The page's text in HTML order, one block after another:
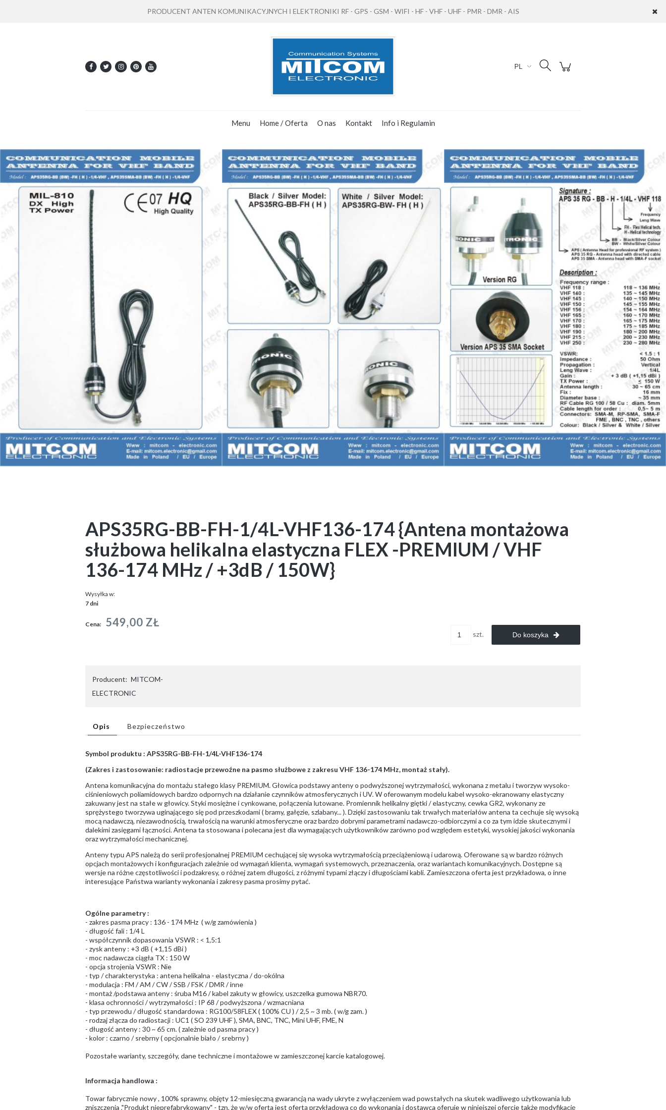
PRODUCENT ANTEN KOMUNIKACYJNYCH I ELEKTRONIKI RF - GPS - GSM - WIFI - HF - VHF - UHF - PMR - DMR - AIS
Menu Home / Oferta O nas Kontakt Info i Regulamin
APS35RG-BB-FH-1/4L-VHF136-174 {Antena montażowa
służbowa helikalna elastyczna FLEX -PREMIUM / VHF
136-174 MHz / +3dB / 150W}
Wysyłka w:
7 dni
Cena: 549,00 ZŁ
szt. Do koszyka
Producent: MITCOM-
ELECTRONIC
Opis Bezpieczeństwo
Symbol produktu : APS35RG-BB-FH-1/4L-VHF136-174
(Zakres i zastosowanie: radiostacje przewoźne na pasmo służbowe z zakresu VHF 136-174 MHz, montaż stały).
Antena komunikacyjna do montażu stałego klasy PREMIUM. Głowica podstawy anteny o podwyższonej wytrzymałości, wykonana z metalu i tworzyw wysoko-
ciśnieniowych poliamidowych bardzo odpornych na działanie czynników atmosferycznych i UV. W oferowanym modelu kabel wysoko-ekranowany elastyczny
zakuwany jest na stałe w głowicy. Styki mosiężne i cynkowane, połączenia lutowane. Promiennik helikalny giętki / elastyczny, cewka GR2, wykonany ze
sprężystego tworzywa uginającego się pod przeszkodami ( bramy, gałęzie, szlabany... ). Dzięki zastosowaniu tak trwałych materiałów antena ta cechuje się wysoką
mocą nadawczą, niezawodnością, trwałością na warunki atmosferyczne oraz bardzo dobrymi parametrami nadawczo-odbiorczymi a co za tym idzie skutecznymi i
dalekimi zasięgami łączności. Antena ta stosowana i polecana jest dla wymagających użytkowników zarówno pod względem estetyki, wysokiej jakości wykonania
oraz wytrzymałości mechanicznej.
Anteny typu APS należą do serii profesjonalnej PREMIUM cechującej się wysoka wytrzymałością przeciążeniową i udarową. Oferowane są w bardzo różnych
opcjach montażowych i konfiguracjach zależnie od wymagań klienta, wymagań systemowych, przeznaczenia, oraz wariantach komunikacyjnych. Dostępne są
wersje na różne częstotliwości i podzakresy, o różnej zatem długości, z różnymi typami złączy i długościami kabli. Zamieszczona oferta jest przykładowa, o inne
interesujące Państwa warianty wykonania i zakresy pasma prosimy pytać.
Ogólne parametry :
- zakres pasma pracy : 136 - 174 MHz ( w/g zamówienia )
- długość fali : 1/4 L
- współczynnik dopasowania VSWR : < 1,5:1
- zysk anteny : +3 dB ( +1,15 dBi )
- moc nadawcza ciągła TX : 150 W
- opcja strojenia VSWR : Nie
- typ / charakterystyka : antena helikalna - elastyczna / do-okólna
- modulacja : FM / AM / CW / SSB / FSK / DMR / inne
- montaż /podstawa anteny : śruba M16 / kabel zakuty w głowicy, uszczelka gumowa NBR70.
- klasa ochronności / wytrzymałości : IP 68 / podwyższona / wzmacniana
- typ przewodu / długość standardowa : RG100/58FLEX ( 100% CU ) / 2,5 ~ 3 mb. ( w/g zam. )
- rodzaj złącza do radiostacji : UC1 ( SO 239 UHF ), SMA, BNC, TNC, Mini UHF, FME, N
- długość anteny : 30 ~ 65 cm. ( zależnie od pasma pracy )
- kolor : czarno / srebrny ( opcjonalnie biało / srebrny )
Pozostałe warianty, szczegóły, dane techniczne i montażowe w zamieszczonej karcie katalogowej.
Informacja handlowa :
Towar fabrycznie nowy , 100% sprawny, objęty 12-miesięczną gwarancją na wady ukryte z wyłączeniem wad powstałych na skutek wadliwego użytkowania lub
zniszczenia ."Produkt nieprefabrykowany" - tzn. że w/w oferta jest ofertą przykładową co do wykonania i dostawca oferuje w niniejszej ofercie także modyfikację